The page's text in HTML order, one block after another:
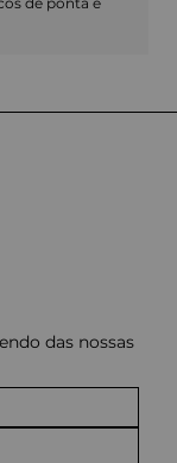
das nossas